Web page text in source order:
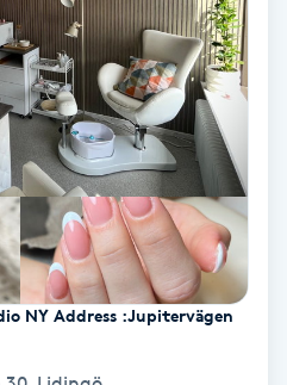
NY Address :Jupitervägen